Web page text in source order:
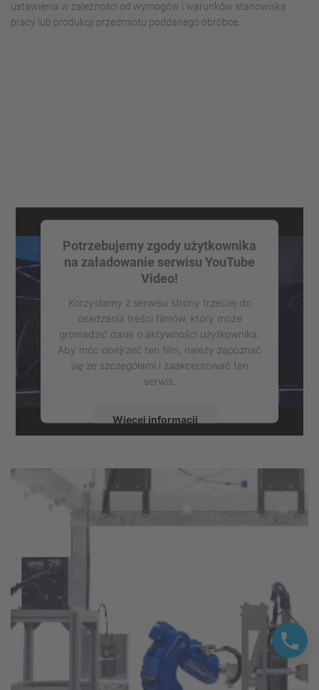
ustawienia w zależności od wymogów i warunków stanowiska
pracy lub produkcji przedmiotu poddanego obróbce.
Potrzebujemy zgody użytkownika
na załadowanie serwisu YouTube
Video!
Korzystamy z serwisu strony trzeciej do
osadzania treści filmów, który może
gromadzić dane o aktywności użytkownika.
Aby móc obejrzeć ten film, należy zapoznać
się ze szczegółami i zaakceptować ten
serwis.
Więcej informacji
Usercentrics Consent